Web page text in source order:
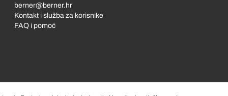
berner@berner.hr
Kontakt i služba za korisnike
FAQ i pomoć